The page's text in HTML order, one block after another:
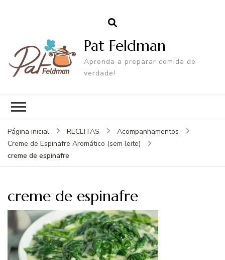
Pat Feldman
Aprenda a preparar comida de
verdade!
Página inicial RECEITAS
Acompanhamentos
Creme de Espinafre Aromático (sem leite)
creme de espinafre
creme de espinafre